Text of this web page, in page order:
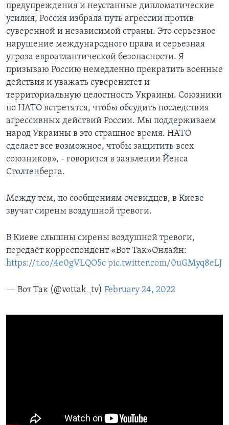
предупреждения и неустанные дипломатические
усилия, Россия избрала путь агрессии против
суверенной и независимой страны. Это серьезное
нарушение международного права и серьезная
угроза евроатлантической безопасности. Я
призываю Россию немедленно прекратить военные
действия и уважать суверенитет и
территориальную целостность Украины. Союзники
по НАТО встретятся, чтобы обсудить последствия
агрессивных действий России. Мы поддерживаем
народ Украины в это страшное время. НАТО
сделает все возможное, чтобы защитить всех
союзников», - говорится в заявлении Йенса
Столтенберга.
Между тем, по сообщениям очевидцев, в Киеве
звучат сирены воздушной тревоги.
В Киеве слышны сирены воздушной тревоги,
передаёт корреспондент «Вот Так»Онлайн:
https://t.co/4e0gVLQO5c pic.twitter.com/0uGMyq8eLJ
— Вот Так (@vottak_tv) February 24, 2022